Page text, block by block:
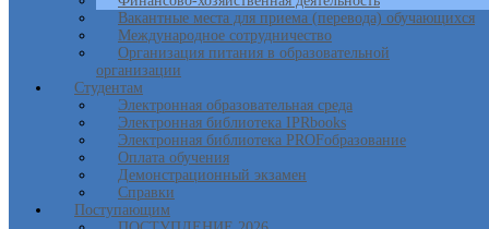
Вакантные места для приема (перевода) обучающихся
Международное сотрудничество
Организация питания в образовательной
организации
Студентам
Электронная образовательная среда
Электронная библиотека IPRbooks
Электронная библиотека PROFобразование
Оплата обучения
Демонстрационный экзамен
Справки
Поступающим